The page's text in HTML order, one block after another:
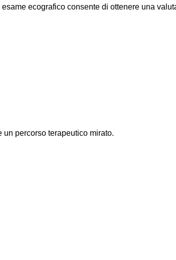
ecografico consente di ottenere una
percorso terapeutico mirato.